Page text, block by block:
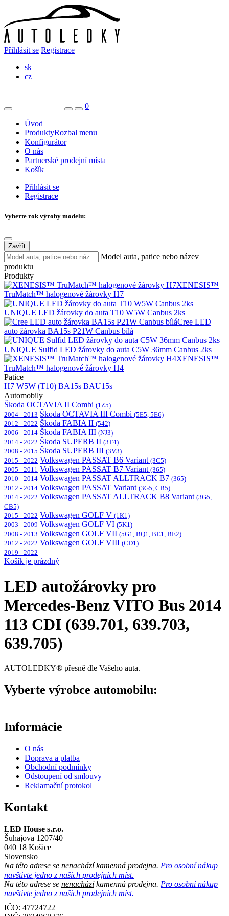
Přihlásit se Registrace
sk
cz
0
Úvod
ProduktyRozbal menu
Konfigurátor
O nás
Partnerské prodejní místa
Košík
Přihlásit se
Registrace
Vyberte rok výroby modelu:
Zavřít
Model auta, patice nebo název
produktu
Produkty
XENESIS™
TruMatch™ halogenové žárovky H7
UNIQUE LED žárovky do auta T10 W5W Canbus 2ks
Cree LED
auto žárovka BA15s P21W Canbus bílá
UNIQUE Sulfid LED žárovky do auta C5W 36mm Canbus 2ks
XENESIS™
TruMatch™ halogenové žárovky H4
Patice
H7 W5W (T10) BA15s BAU15s
Automobily
Škoda OCTAVIA II Combi (1Z5)
2004 - 2013 Škoda OCTAVIA III Combi (5E5, 5E6)
2012 - 2022 Škoda FABIA II (542)
2006 - 2014 Škoda FABIA III (NJ3)
2014 - 2022 Škoda SUPERB II (3T4)
2008 - 2015 Škoda SUPERB III (3V3)
2015 - 2022 Volkswagen PASSAT B6 Variant (3C5)
2005 - 2011 Volkswagen PASSAT B7 Variant (365)
2010 - 2014 Volkswagen PASSAT ALLTRACK B7 (365)
2012 - 2014 Volkswagen PASSAT Variant (3G5, CB5)
2014 - 2022 Volkswagen PASSAT ALLTRACK B8 Variant (3G5,
CB5)
2015 - 2022 Volkswagen GOLF V (1K1)
2003 - 2009 Volkswagen GOLF VI (5K1)
2008 - 2013 Volkswagen GOLF VII (5G1, BQ1, BE1, BE2)
2012 - 2022 Volkswagen GOLF VIII (CD1)
2019 - 2022
Košík je prázdný
LED autožárovky pro
Mercedes-Benz VITO Bus 2014
113 CDI (639.701, 639.703,
639.705)
AUTOLEDKY® přesně dle Vašeho auta.
Vyberte výrobce automobilu:
Informácie
O nás
Doprava a platba
Obchodní podmínky
Odstoupení od smlouvy
Reklamační protokol
Kontakt
LED House s.r.o.
Šuhajova 1207/40
040 18 Košice
Slovensko
Na této adrese se nenacházíkamenná prodejna. Pro osobní nákup
navštivte jedno z našich prodejních míst.
Na této adrese se nenacházíkamenná prodejna. Pro osobní nákup
navštivte jedno z našich prodejních míst.
IČO: 47724722